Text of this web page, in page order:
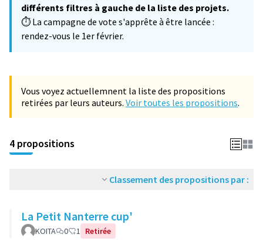
différents filtres à gauche de la liste des projets.
⏱️ La campagne de vote s'apprête à être lancée :
rendez-vous le 1er février.
Vous voyez actuellemnent la liste des propositions
retirées par leurs auteurs. Voir toutes les propositions.
4 propositions
Classement des propositions par :
La Petit Nanterre cup'
KOITA 0 1 Retirée